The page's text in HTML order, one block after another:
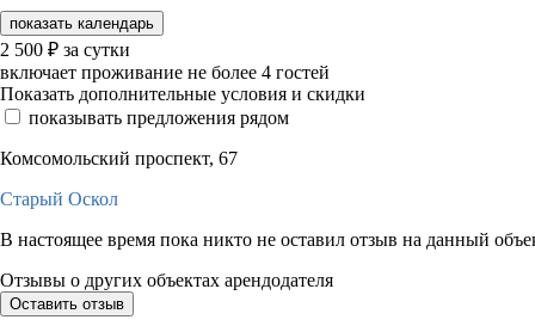
показать календарь
2 500 ₽ за сутки
включает проживание не более 4 гостей
Показать дополнительные условия и скидки
показывать предложения рядом
Комсомольский проспект, 67
Старый Оскол
В настоящее время пока никто не оставил отзыв на данный
Отзывы о других объектах арендодателя
Оставить отзыв